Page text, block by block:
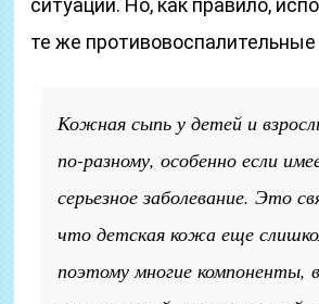
ситуации. Но, как правило,
те же
Кожная сыпь у детей и
по-разному, особенно если
серьезное заболевание. Это
что детская кожа еще
поэтому многие компоненты,